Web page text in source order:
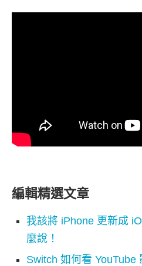
編輯精選文章
我該將 iPhone 更新成
麼說！
Switch 如何看 YouTube